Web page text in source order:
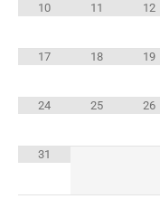
10 11 12
17 18 19
24 25 26
31